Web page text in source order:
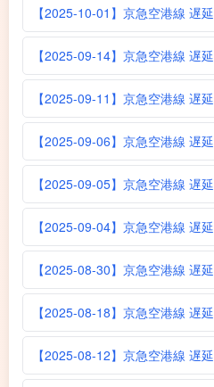
【2025-10-01】京急空港線 遅延
【2025-09-14】京急空港線 遅延
【2025-09-11】京急空港線 遅延
【2025-09-06】京急空港線 遅延
【2025-09-05】京急空港線 遅延
【2025-09-04】京急空港線 遅延
【2025-08-30】京急空港線 遅延
【2025-08-18】京急空港線 遅延
【2025-08-12】京急空港線 遅延